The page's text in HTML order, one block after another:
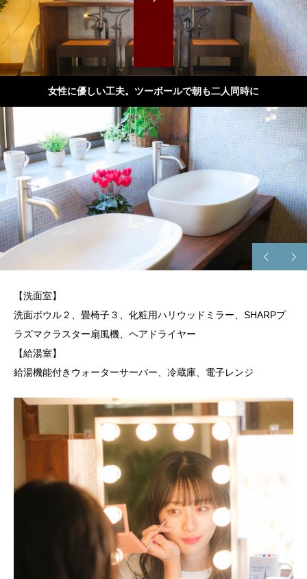
女性に優しい工夫。ツーボールで朝も二人同時に
【洗面室】
洗面ボウル２、畳椅子３、化粧用ハリウッドミラー、SHARPプ
ラズマクラスター扇風機、ヘアドライヤー
【給湯室】
給湯機能付きウォーターサーバー、冷蔵庫、電子レンジ